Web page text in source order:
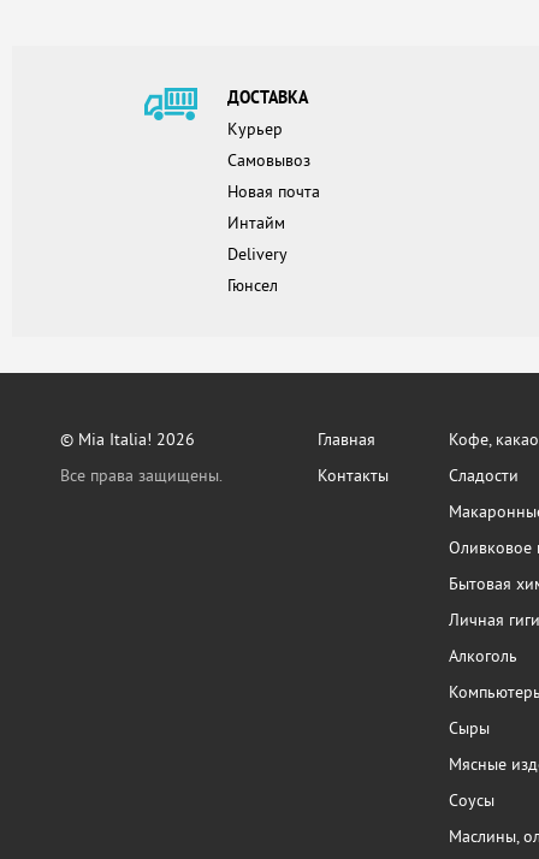
ДОСТАВКА
Курьер
Самовывоз
Новая почта
Интайм
Delivery
Гюнсел
© Mia Italia! 2026
Все права защищены.
Главная
Контакты
Кофе,
Сладости
Оливковое
Бытовая
Личная
Алкоголь
Сыры
Мясные
Соусы
Маслины,